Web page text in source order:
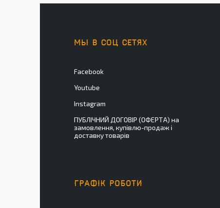
МЫ В СОЦ СЕТЯХ
Facebook
Youtube
Instagram
ПУБЛІЧНИЙ ДОГОВІР (ОФЕРТА) на
замовлення, купівлю-продаж і
доставку товарів
ГРАФІК РОБОТИ